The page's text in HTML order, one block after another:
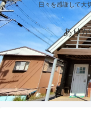
日々を感謝して大
あり